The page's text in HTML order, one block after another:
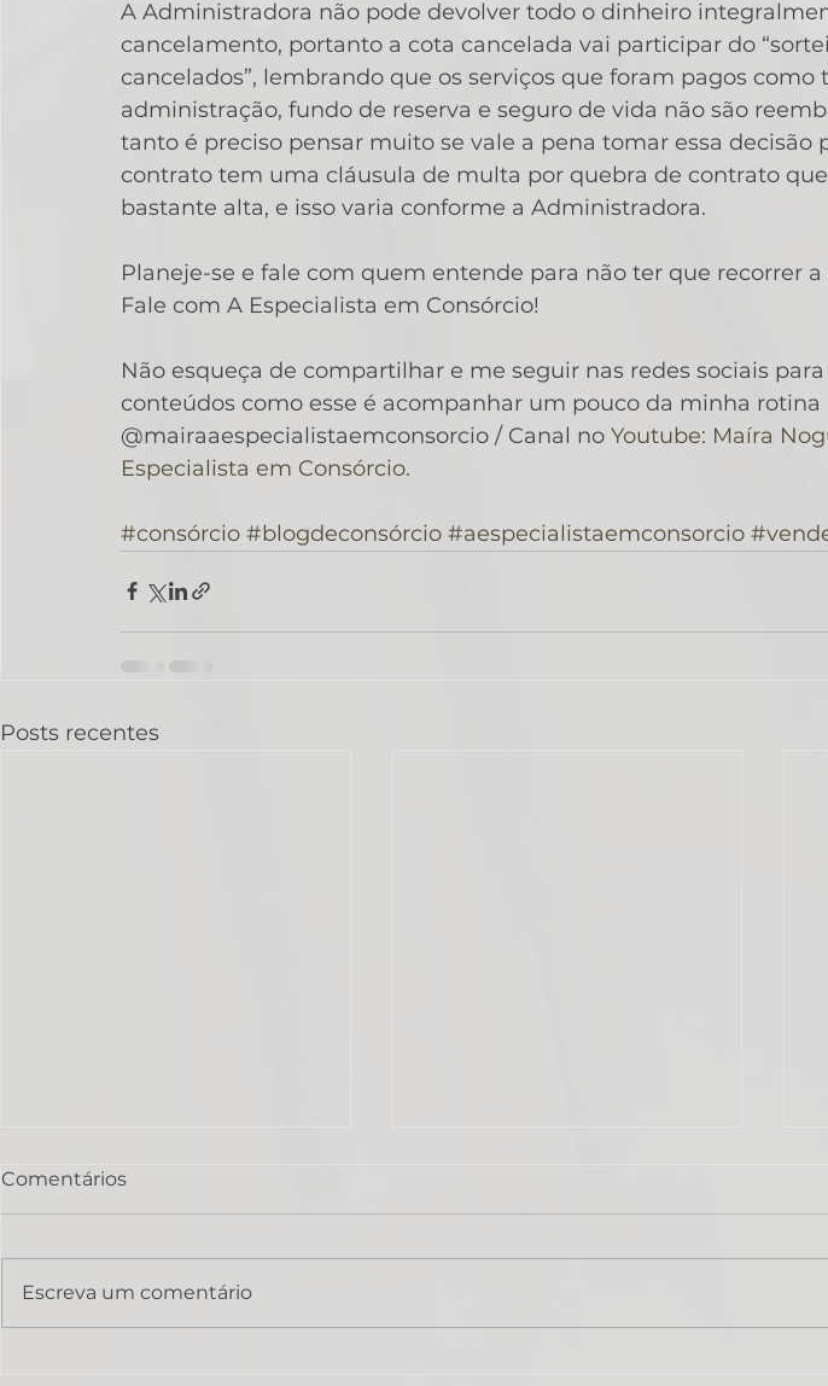
A Administradora não pode devolver todo o dinheiro
cancelamento, portanto a cota cancelada vai participar do
cancelados”, lembrando que os serviços que foram pagos como
administração, fundo de reserva e seguro de vida não são
tanto é preciso pensar muito se vale a pena tomar essa decisão
contrato tem uma cláusula de multa por quebra de contrato
bastante alta, e isso varia conforme a Administradora.
Planeje-se e fale com quem entende para não ter que recorrer a
Fale com A Especialista em Consórcio!
Não esqueça de compartilhar e me seguir nas redes sociais
conteúdos como esse é acompanhar um pouco da minha rotina
@mairaaespecialistaemconsorcio / Canal no Youtube: Maíra
Especialista em Consórcio.
#consórcio #blogdeconsórcio #aespecialistaemconsorcio
Posts recentes
Comentários
Escreva um comentário